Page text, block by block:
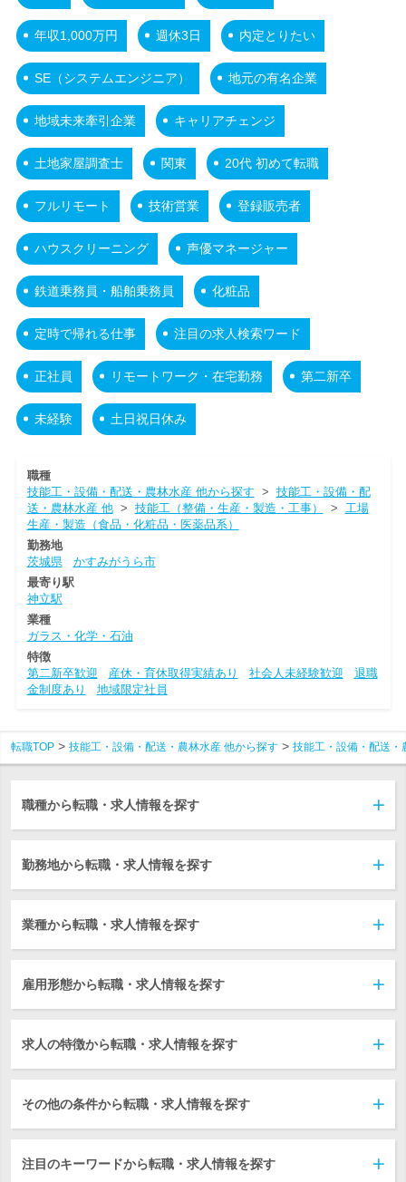
年収1,000万円 週休3日 内定とりたい
SE（システムエンジニア） 地元の有名企業
地域未来牽引企業 キャリアチェンジ
土地家屋調査士 関東 20代 初めて転職
フルリモート 技術営業 登録販売者
ハウスクリーニング 声優マネージャー
鉄道乗務員・船舶乗務員 化粧品
定時で帰れる仕事 注目の求人検索ワード
正社員 リモートワーク・在宅勤務 第二新卒
未経験 土日祝日休み
職種
技能工・設備・配送・農林水産 他から探す > 技能工・設備・配
送・農林水産 他> 技能工（整備・生産・製造・工事） > 工場
生産・製造（食品・化粧品・医薬品系）
勤務地
茨城県
かすみがうら市
最寄り駅
神立駅
業種
ガラス・化学・石油
特徴
第二新卒歓迎
産休・育休取得実績あり 社会人未経験歓迎
退職
金制度あり
地域限定社員
転職TOP 技能工・設備・配送・農林水産 他から探す 技能工・設備・配送・
職種から転職・求人情報を探す
勤務地から転職・求人情報を探す
業種から転職・求人情報を探す
雇用形態から転職・求人情報を探す
求人の特徴から転職・求人情報を探す
その他の条件から転職・求人情報を探す
注目のキーワードから転職・求人情報を探す